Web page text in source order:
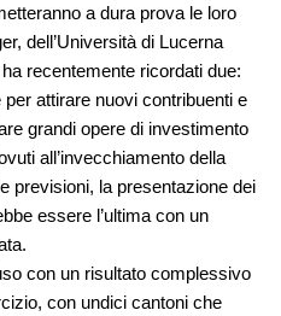
a dura prova le loro
dell’Università di Lucerna
recentemente ricordati due:
attirare nuovi contribuenti e
grandi opere di investimento
all’invecchiamento della
previsioni, la presentazione dei
essere l’ultima con un
con un risultato complessivo
con undici cantoni che